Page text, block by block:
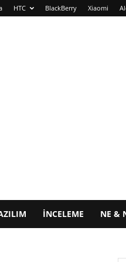
HTC BlackBerry Xiaomi
İNCELEME NE &